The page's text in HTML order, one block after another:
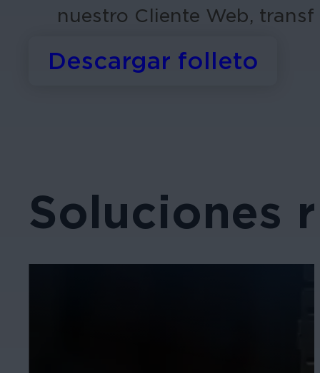
nuestro Cliente Web,
Descargar folleto
Soluciones